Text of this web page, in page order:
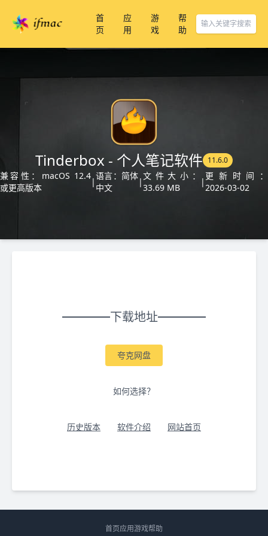
首
页
应
用
游
戏
帮
助
Tinderbox - 个人笔记软件 11.6.0
兼容性：macOS 12.4
或更高版本
|
语言：简体
中文
|
文件大小：
33.69 MB
|
更新时间：
2026-03-02
下载地址
夸克网盘
如何选择？
历史版本 软件介绍 网站首页
首页应用游戏帮助